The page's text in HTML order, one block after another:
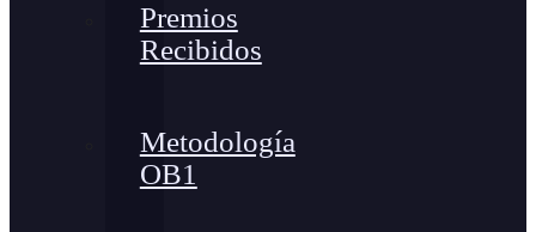
Premios
Recibidos
Metodología
OB1